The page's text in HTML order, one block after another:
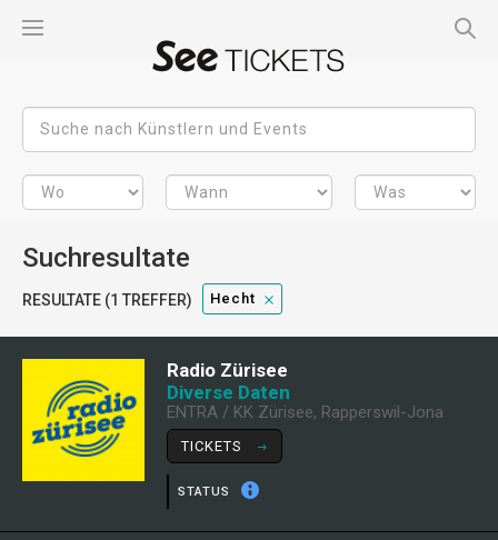
Suchresultate
RESULTATE (1 TREFFER) Hecht
Radio Zürisee
Diverse Daten
ENTRA / KK Zürisee, Rapperswil-Jona
TICKETS
STATUS